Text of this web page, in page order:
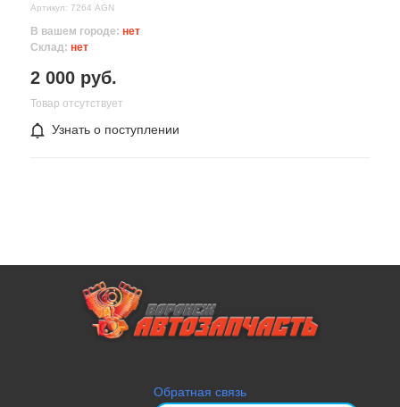
Артикул: 7264 AGN
В вашем городе: нет
Склад: нет
2 000 руб.
Товар отсутствует
Узнать о поступлении
Обратная связь